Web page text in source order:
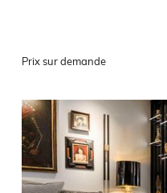
Prix sur demande